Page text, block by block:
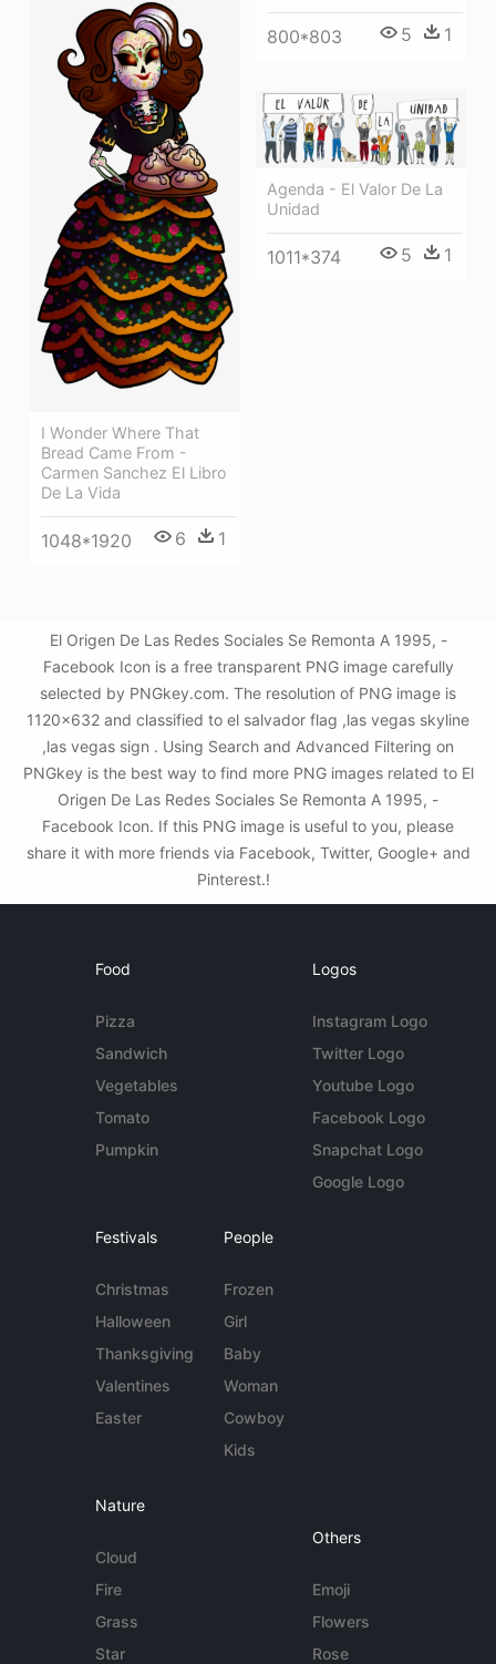
800*803 5 1
I Wonder Where That
Bread Came From -
Carmen Sanchez El Libro
De La Vida
1048*1920 6 1
Agenda - El Valor De La
Unidad
1011*374 5 1
El Origen De Las Redes Sociales Se Remonta A 1995, -
Facebook Icon is a free transparent PNG image carefully
selected by PNGkey.com. The resolution of PNG image is
1120x632 and classified to el salvador flag ,las vegas skyline
,las vegas sign . Using Search and Advanced Filtering on
PNGkey is the best way to find more PNG images related to El
Origen De Las Redes Sociales Se Remonta A 1995, -
Facebook Icon. If this PNG image is useful to you, please
share it with more friends via Facebook, Twitter, Google+ and
Pinterest.!
Food
Pizza
Sandwich
Vegetables
Tomato
Pumpkin
Logos
Instagram Logo
Twitter Logo
Youtube Logo
Facebook Logo
Snapchat Logo
Google Logo
Festivals
Christmas
Halloween
Thanksgiving
Valentines
Easter
People
Frozen
Girl
Baby
Woman
Cowboy
Kids
Nature
Cloud
Fire
Grass
Star
Others
Emoji
Flowers
Rose